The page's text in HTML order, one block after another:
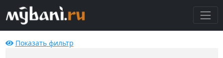
Показать фильтр